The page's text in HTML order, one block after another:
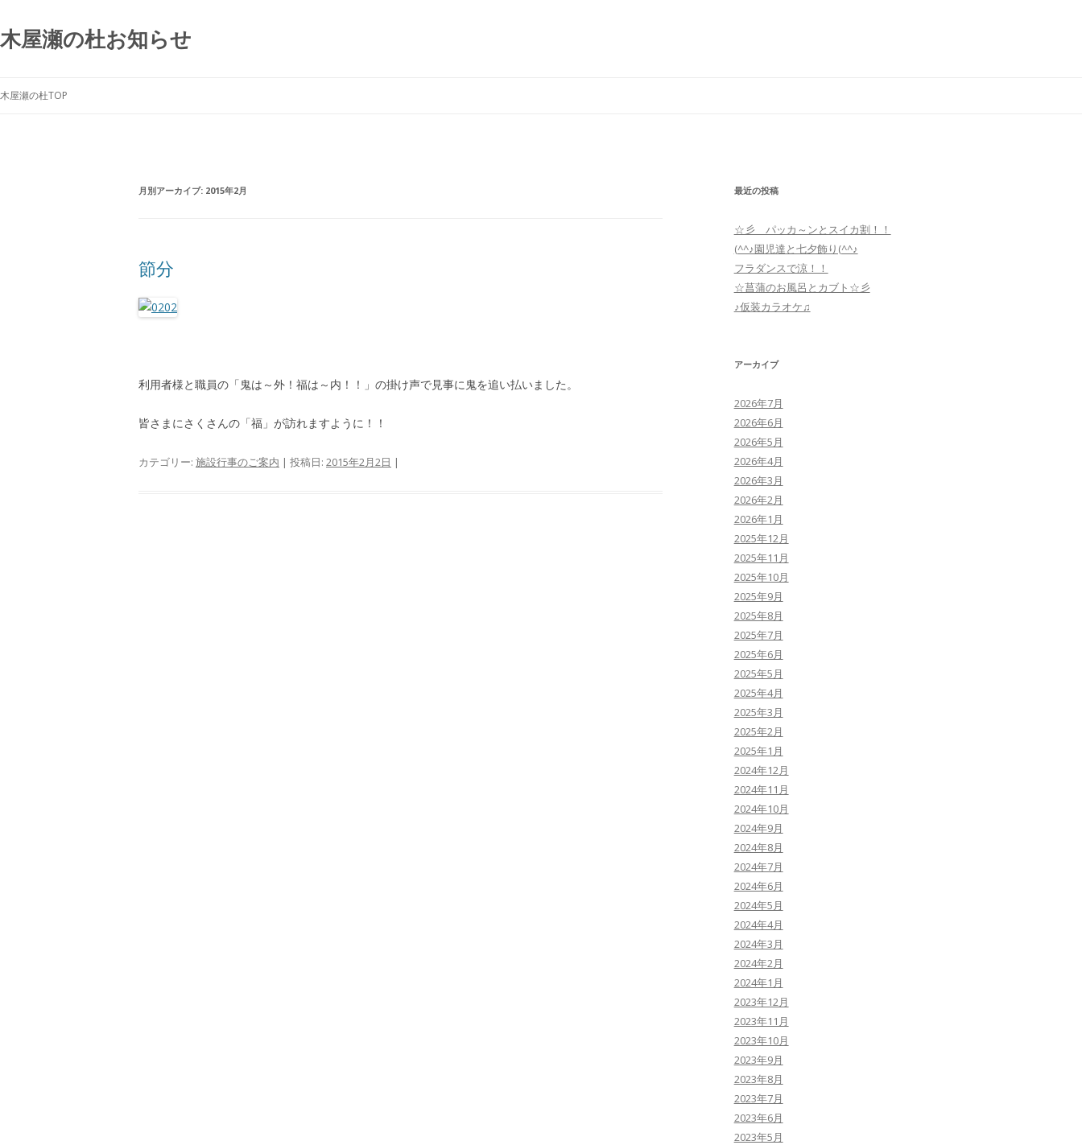
木屋瀬の杜お知らせ
木屋瀬の杜TOP
月別アーカイブ: 2015年2月
節分
利用者様と職員の「鬼は～外！福は～内！！」の掛け声で見事に鬼を追い払いました。
皆さまにさくさんの「福」が訪れますように！！
カテゴリー: 施設行事のご案内 | 投稿日: 2015年2月2日 |
最近の投稿
☆彡 パッカ～ンとスイカ割！！
(^^♪園児達と七夕飾り(^^♪
フラダンスで涼！！
☆菖蒲のお風呂とカブト☆彡
♪仮装カラオケ♫
アーカイブ
2026年7月
2026年6月
2026年5月
2026年4月
2026年3月
2026年2月
2026年1月
2025年12月
2025年11月
2025年10月
2025年9月
2025年8月
2025年7月
2025年6月
2025年5月
2025年4月
2025年3月
2025年2月
2025年1月
2024年12月
2024年11月
2024年10月
2024年9月
2024年8月
2024年7月
2024年6月
2024年5月
2024年4月
2024年3月
2024年2月
2024年1月
2023年12月
2023年11月
2023年10月
2023年9月
2023年8月
2023年7月
2023年6月
2023年5月